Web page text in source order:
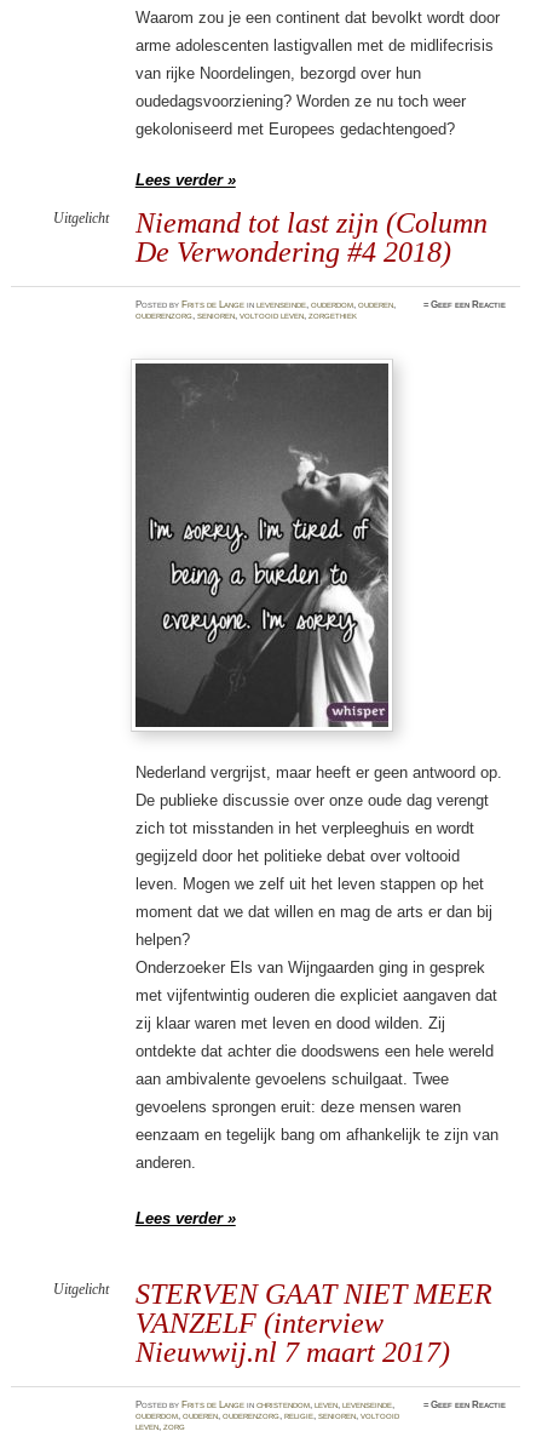
Waarom zou je een continent dat bevolkt wordt door
arme adolescenten lastigvallen met de midlifecrisis
van rijke Noordelingen, bezorgd over hun
oudedagsvoorziening? Worden ze nu toch weer
gekoloniseerd met Europees gedachtengoed?
Lees verder »
Niemand tot last zijn (Column
De Verwondering #4 2018)
Uitgelicht
Postedby Frits de Lange inlevenseinde,ouderdom,ouderen,
ouderenzorg,senioren,voltooid leven,zorgethiek
≈Geef een Reactie
Nederland vergrijst, maar heeft er geen antwoord op.
De publieke discussie over onze oude dag verengt
zich tot misstanden in het verpleeghuis en wordt
gegijzeld door het politieke debat over voltooid
leven. Mogen we zelf uit het leven stappen op het
moment dat we dat willen en mag de arts er dan bij
helpen?
Onderzoeker Els van Wijngaarden ging in gesprek
met vijfentwintig ouderen die expliciet aangaven dat
zij klaar waren met leven en dood wilden. Zij
ontdekte dat achter die doodswens een hele wereld
aan ambivalente gevoelens schuilgaat. Twee
gevoelens sprongen eruit: deze mensen waren
eenzaam en tegelijk bang om afhankelijk te zijn van
anderen.
Lees verder »
STERVEN GAAT NIET MEER
VANZELF (interview
Nieuwwij.nl 7 maart 2017)
Uitgelicht
PostedbyFrits de Lange inchristendom ,leven ,levenseinde
ouderdom ,ouderen ,ouderenzorg ,religie ,senioren ,voltooid
leven ,zorg
≈Geef een Reactie